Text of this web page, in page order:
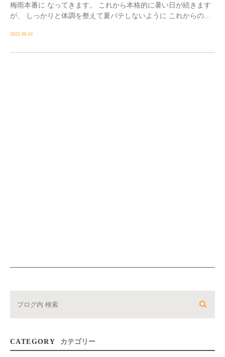
梅雨本番に なってきます。 これから本格的に暑い日が続きます
が、 しっかりと体調を整えて夏バテしないように これからの季
2022.06.01
CATEGORY カテゴリー